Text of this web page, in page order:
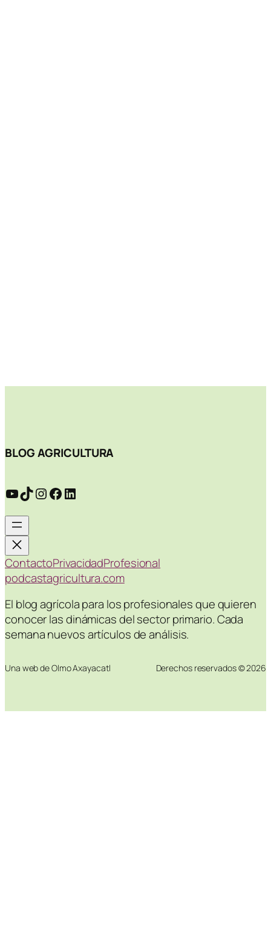
BLOG AGRICULTURA
YouTube
TikTok
Instagram
Facebook
LinkedIn
ContactoPrivacidadProfesional
podcastagricultura.com
El blog agrícola para los profesionales que quieren
conocer las dinámicas del sector primario. Cada
semana nuevos artículos de análisis.
Una web de Olmo Axayacatl Derechos reservados © 2026